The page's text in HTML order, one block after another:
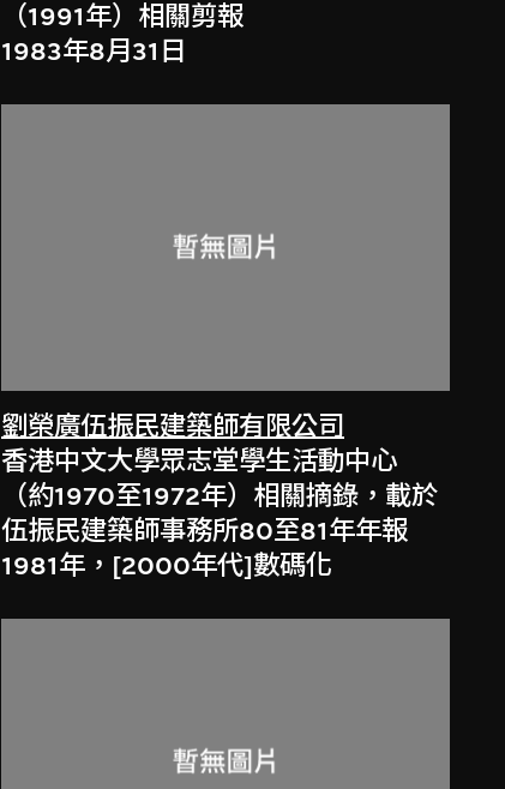
（1991年）相關剪報
1983年8月31日
劉榮廣伍振民建築師有限公司
香港中文大學眾志堂學生活動中心
（約1970至1972年）相關摘錄，載於
伍振民建築師事務所80至81年年報
1981年，[2000年代]數碼化